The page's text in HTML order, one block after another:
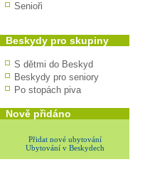
Senioři
Beskydy pro skupiny
S dětmi do Beskyd
Beskydy pro seniory
Po stopách piva
Nově přidáno
Přidat nové ubytování
Ubytování v Beskydech